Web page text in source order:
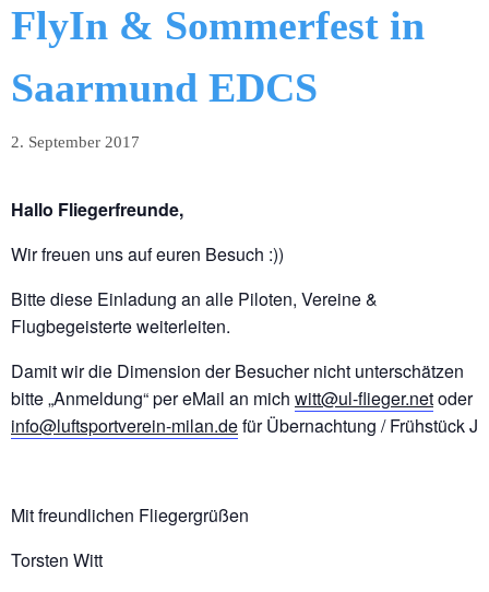
FlyIn & Sommerfest in
Saarmund EDCS
2. September 2017
Hallo Fliegerfreunde,
Wir freuen uns auf euren Besuch :))
Bitte diese Einladung an alle Piloten, Vereine &
Flugbegeisterte weiterleiten.
Damit wir die Dimension der Besucher nicht unterschätzen
bitte „Anmeldung“ per eMail an mich witt@ul-flieger.netoder
info@luftsportverein-milan.defür Übernachtung / Frühstück J
Mit freundlichen Fliegergrüßen
Torsten Witt